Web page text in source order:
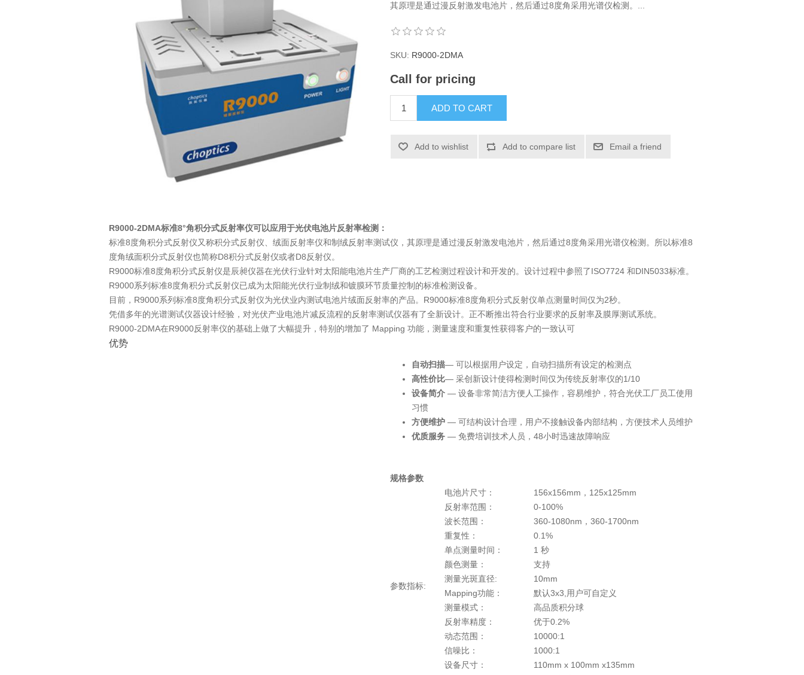
其原理是通过漫反射激发电池片，然后通过8度角采用光谱仪检测。...
SKU: R9000-2DMA
Call for pricing
ADD TO CART
Add to wishlist Add to compare list Email a friend
R9000-2DMA标准8°角积分式反射率仪可以应用于光伏电池片反射率检测：
标准8度角积分式反射仪又称积分式反射仪、绒面反射率仪和制绒反射率测试仪，其原理是通过漫反射激发电池片，然后通过8度角采用光谱仪检测。所以标准8
度角绒面积分式反射仪也简称D8积分式反射仪或者D8反射仪。
R9000标准8度角积分式反射仪是辰昶仪器在光伏行业针对太阳能电池片生产厂商的工艺检测过程设计和开发的。设计过程中参照了ISO7724 和DIN5033标准。
R9000系列标准8度角积分式反射仪已成为太阳能光伏行业制绒和镀膜环节质量控制的标准检测设备。
目前，R9000系列标准8度角积分式反射仪为光伏业内测试电池片绒面反射率的产品。R9000标准8度角积分式反射仪单点测量时间仅为2秒。
凭借多年的光谱测试仪器设计经验，对光伏产业电池片减反流程的反射率测试仪器有了全新设计。正不断推出符合行业要求的反射率及膜厚测试系统。
R9000-2DMA在R9000反射率仪的基础上做了大幅提升，特别的增加了 Mapping 功能，测量速度和重复性获得客户的一致认可
优势
自动扫描— 可以根据用户设定，自动扫描所有设定的检测点
高性价比— 采创新设计使得检测时间仅为传统反射率仪的1/10
设备简介 — 设备非常简洁方便人工操作，容易维护，符合光伏工厂员工使用
习惯
方便维护 — 可结构设计合理，用户不接触设备内部结构，方便技术人员维护
优质服务 — 免费培训技术人员，48小时迅速故障响应
规格参数
参数指标:
电池片尺寸：
156x156mm，125x125mm
反射率范围：
0-100%
波长范围：
360-1080nm，360-1700nm
重复性：
0.1%
单点测量时间：
1 秒
颜色测量：
支持
测量光斑直径:
10mm
Mapping功能：
默认3x3,用户可自定义
测量模式：
高品质积分球
反射率精度：
优于0.2%
动态范围：
10000:1
信噪比：
1000:1
设备尺寸：
110mm x 100mm x135mm